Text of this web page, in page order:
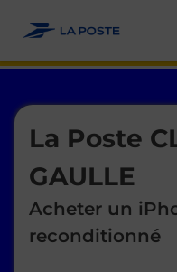
La Poste
GAULLE
Acheter un
reconditionné
Le lien s'ouvre dans un